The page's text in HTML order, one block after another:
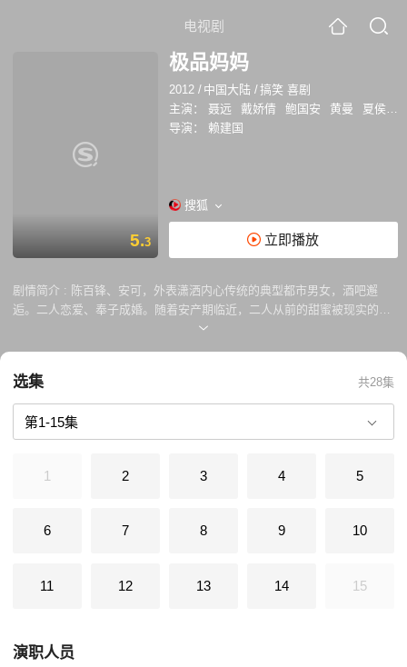
电视剧
5.3
极品妈妈
2012 / 中国大陆 /搞笑 喜剧
主演：
聂远 戴娇倩 鲍国安 黄曼 夏侯镔
导演：
赖建国
搜狐
立即播放
剧情简介 : 陈百锋、安可，外表潇洒内心传统的典型都市男女，酒吧邂
逅。二人恋爱、奉子成婚。随着安产期临近，二人从前的甜蜜被现实的繁
杂无奈取代。孩子降临，二人这才发现未做好任何心理准备。为成优秀母
提出离婚。离婚后，他们发现彼此就是最适合的人。在没有婚姻束缚的相
处中，以孩子为纽带，反而更懂得珍惜、体谅对方。同时，陈的表妹耿
耿，为让已离婚的父母和好，毅然住进父亲家，欲将父亲的现任妻子鸣薇
薇赶出家门。耿、鸣从最初的格格不入到最后相互体贴理解。当鸣难产躺
母，被封为“极品妈妈”。
选集 共28集
1 2 3 4 5
6 7 8 9 10
11 12 13 14 15
演职人员